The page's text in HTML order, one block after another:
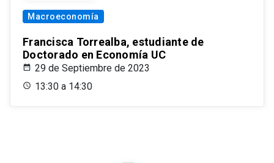
Macroeconomía
Francisca Torrealba, estudiante de
Doctorado en Economía UC
29 de Septiembre de 2023
13:30 a 14:30